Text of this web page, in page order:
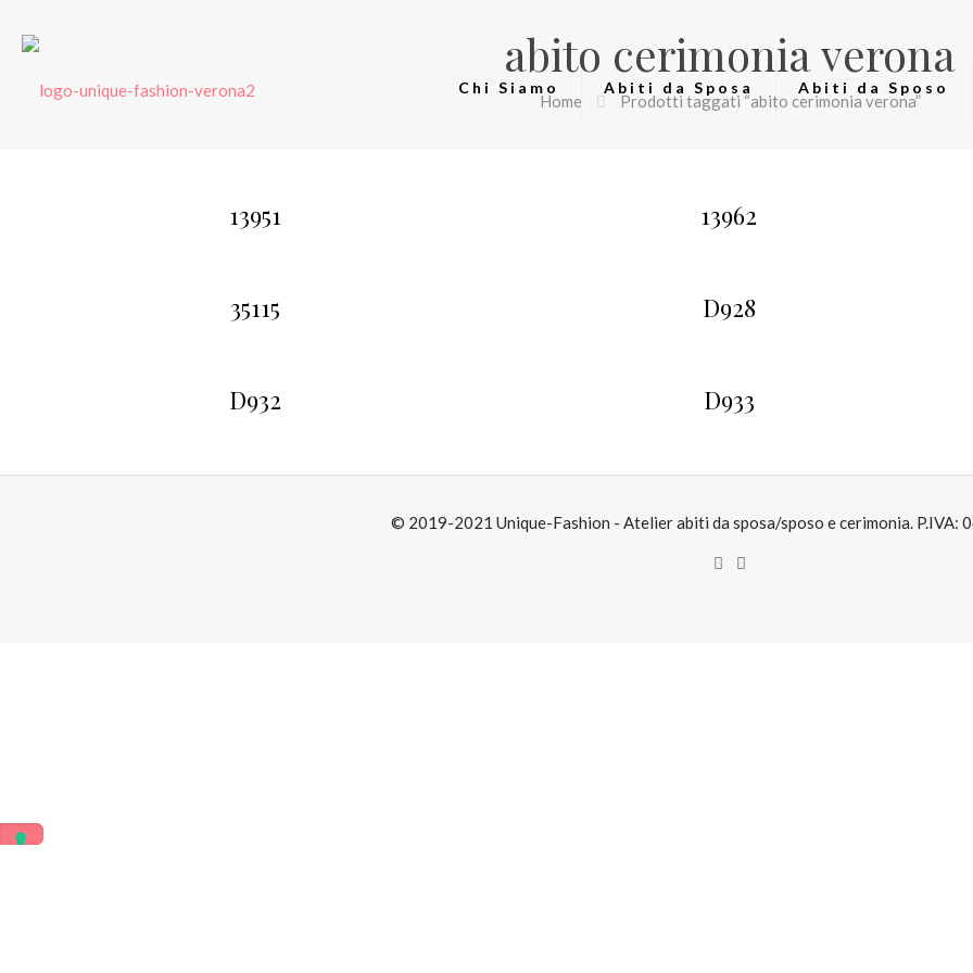
Chi Siamo Abiti da Sposa Abiti da Sposo
abito cerimonia verona
Home Prodotti taggati “abito cerimonia verona”
13951 13962
35115 D928
D932 D933
© 2019-2021 Unique-Fashion - Atelier abiti da sposa/sposo e cerimonia. P.IVA: